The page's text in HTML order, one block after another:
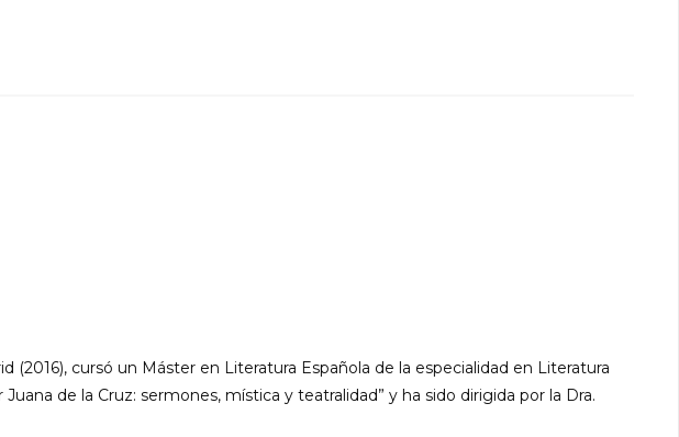
cursó un Máster en Literatura Española de la especialidad en Literatura
de la Cruz: sermones, mística y teatralidad” y ha sido dirigida por la Dra.